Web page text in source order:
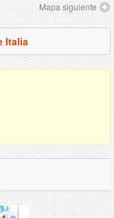
Mapa siguiente
Italia